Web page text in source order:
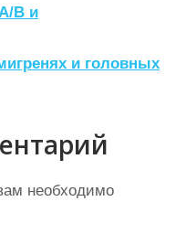
B и
и головных
необходимо